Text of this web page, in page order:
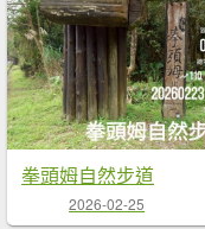
拳頭姆自然步道
2026-02-25